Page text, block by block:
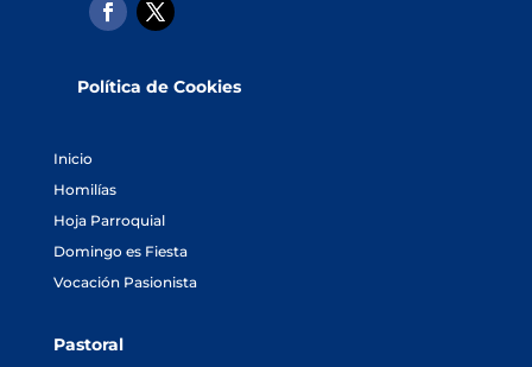
Política de Cookies
Inicio
Homilías
Hoja Parroquial
Domingo es Fiesta
Vocación Pasionista
Pastoral